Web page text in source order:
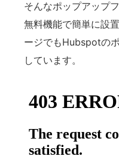
そんなポップアップ
無料機能で簡単に設
ージでもHubspotの
しています。